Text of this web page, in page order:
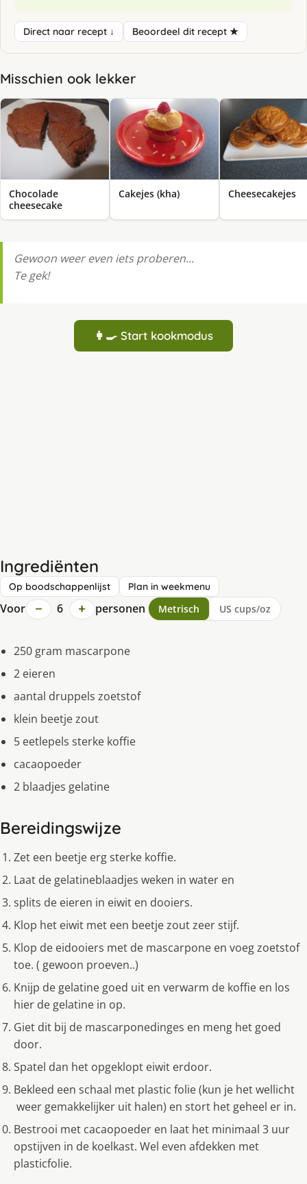
Direct naar recept ↓ Beoordeel dit recept ★
Misschien ook lekker
Chocolade
cheesecake
Cakejes (kha) Cheesecakejes
Gewoon weer even iets proberen...
Te gek!
👩‍🍳 Start kookmodus
Ingrediënten
Op boodschappenlijst Plan in weekmenu
Voor − 6 + personen Metrisch US cups/oz
250 gram mascarpone
2 eieren
aantal druppels zoetstof
klein beetje zout
5 eetlepels sterke koffie
cacaopoeder
2 blaadjes gelatine
Bereidingswijze
Zet een beetje erg sterke koffie.
Laat de gelatineblaadjes weken in water en
splits de eieren in eiwit en dooiers.
Klop het eiwit met een beetje zout zeer stijf.
Klop de eidooiers met de mascarpone en voeg zoetstof
toe. ( gewoon proeven..)
Knijp de gelatine goed uit en verwarm de koffie en los
hier de gelatine in op.
Giet dit bij de mascarponedinges en meng het goed
door.
Spatel dan het opgeklopt eiwit erdoor.
Bekleed een schaal met plastic folie (kun je het wellicht
weer gemakkelijker uit halen) en stort het geheel er in.
Bestrooi met cacaopoeder en laat het minimaal 3 uur
opstijven in de koelkast. Wel even afdekken met
plasticfolie.